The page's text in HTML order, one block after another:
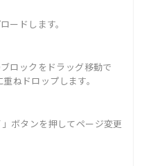
ードします。
ロックをドラッグ移動で
ねドロップします。
ボタンを押してページ変更